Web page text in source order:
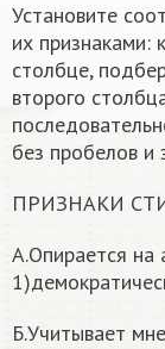
Установите
их признаками:
столбце,
второго
без пробелов и
ПРИЗНАКИ
А.Опирается на
Б.Учитывает